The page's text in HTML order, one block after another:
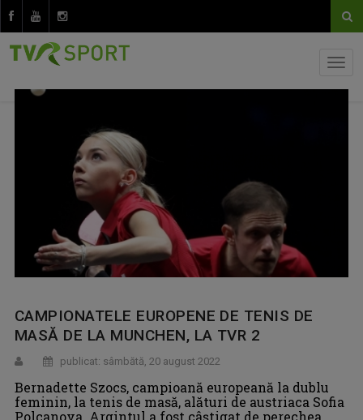
CAMPIONATELE EUROPENE DE TENIS DE
MASĂ DE LA MUNCHEN, LA TVR 2
publicat: sâmbătă, 20 august 2022
Bernadette Szocs, campioană europeană la dublu
feminin, la tenis de masă, alături de austriaca Sofia
Polcanova. Argintul a fost câștigat de perechea